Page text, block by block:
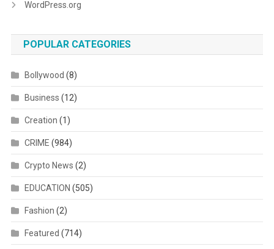
WordPress.org
POPULAR CATEGORIES
Bollywood (8)
Business (12)
Creation (1)
CRIME (984)
Crypto News (2)
EDUCATION (505)
Fashion (2)
Featured (714)